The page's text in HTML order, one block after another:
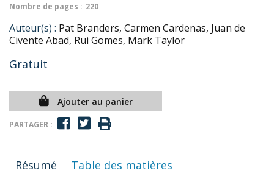
Nombre de pages : 220
Auteur(s) : Pat Branders, Carmen Cardenas, Juan de
Civente Abad, Rui Gomes, Mark Taylor
Gratuit
Ajouter au panier
PARTAGER :
Résumé Table des matières